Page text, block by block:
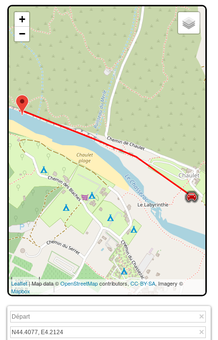
+
−
100 m
500 ft
Leaflet| Map data ©OpenStreetMapcontributors, CC-BY-SA, Imagery ©
Mapbox